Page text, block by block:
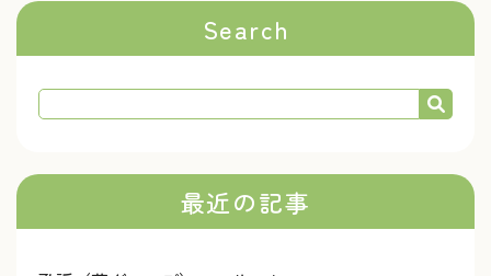
Search
最近の記事